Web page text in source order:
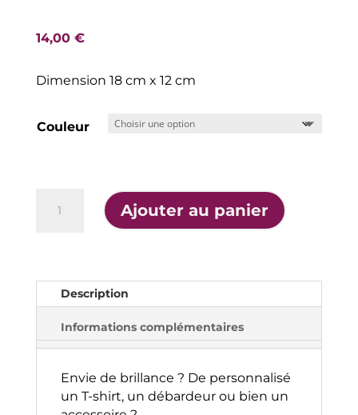
14,00 €
Dimension 18 cm x 12 cm
Couleur
Ajouter au panier
t
a
Description
Informations complémentaires
Envie de brillance ? De personnalisé
un T-shirt, un débardeur ou bien un